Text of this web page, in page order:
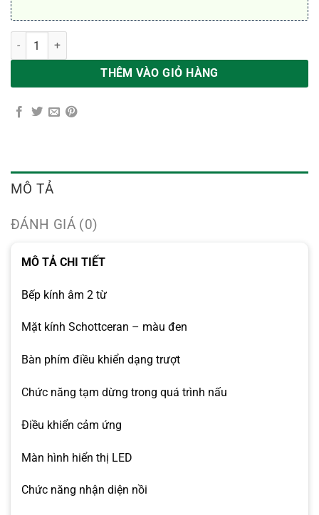
Bếp Từ Malloca MI 732 SL số lượng
THÊM VÀO GIỎ HÀNG
MÔ TẢ
ĐÁNH GIÁ (0)
MÔ TẢ CHI TIẾT
Bếp kính âm 2 từ
Mặt kính Schottceran – màu đen
Bàn phím điều khiển dạng trượt
Chức năng tạm dừng trong quá trình nấu
Điều khiển cảm ứng
Màn hình hiển thị LED
Chức năng nhận diện nồi